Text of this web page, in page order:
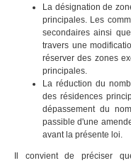
La désignation de
principales. Les
secondaires ainsi
travers une
réserver des zones
principales.
La réduction du
des résidences
dépassement du
passible d'une
avant la présente loi.
Il convient de préciser